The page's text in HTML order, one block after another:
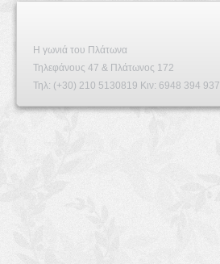
Η γωνιά του Πλάτωνα
Τηλεφάνους 47 & Πλάτωνος 172
Τηλ: (+30) 210 5130819 Κιν: 6948 394 937